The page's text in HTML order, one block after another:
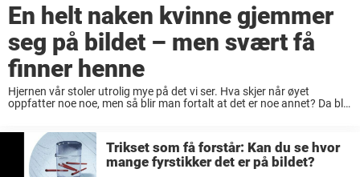
En helt naken kvinne gjemmer
seg på bildet – men svært få
finner henne
Hjernen vår stoler utrolig mye på det vi ser. Hva skjer når øyet
oppfatter noe noe, men så blir man fortalt at det er noe annet? Da blir
Trikset som få forstår: Kan du se hvor
mange fyrstikker det er på bildet?